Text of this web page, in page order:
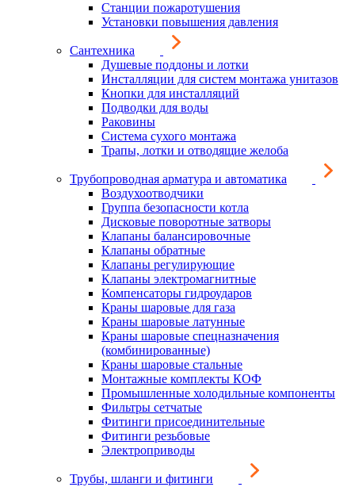
Станции пожаротушения
Установки повышения давления
Сантехника
Душевые поддоны и лотки
Инсталляции для систем монтажа унитазов
Кнопки для инсталляций
Подводки для воды
Раковины
Система сухого монтажа
Трапы, лотки и отводящие желоба
Трубопроводная арматура и автоматика
Воздухоотводчики
Группа безопасности котла
Дисковые поворотные затворы
Клапаны балансировочные
Клапаны обратные
Клапаны регулирующие
Клапаны электромагнитные
Компенсаторы гидроударов
Краны шаровые для газа
Краны шаровые латунные
Краны шаровые спецназначения
(комбинированные)
Краны шаровые стальные
Монтажные комплекты КОФ
Промышленные холодильные компоненты
Фильтры сетчатые
Фитинги присоединительные
Фитинги резьбовые
Электроприводы
Трубы, шланги и фитинги